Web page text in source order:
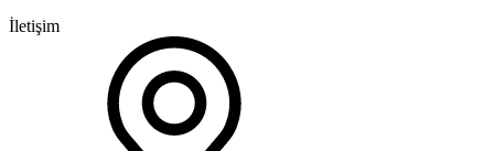
İletişim